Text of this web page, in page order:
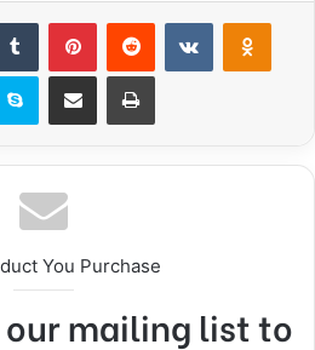
You Purchase
mailing list to